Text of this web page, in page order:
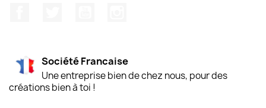
Société Francaise
Une entreprise bien de chez nous, pour des
créations bien à toi !